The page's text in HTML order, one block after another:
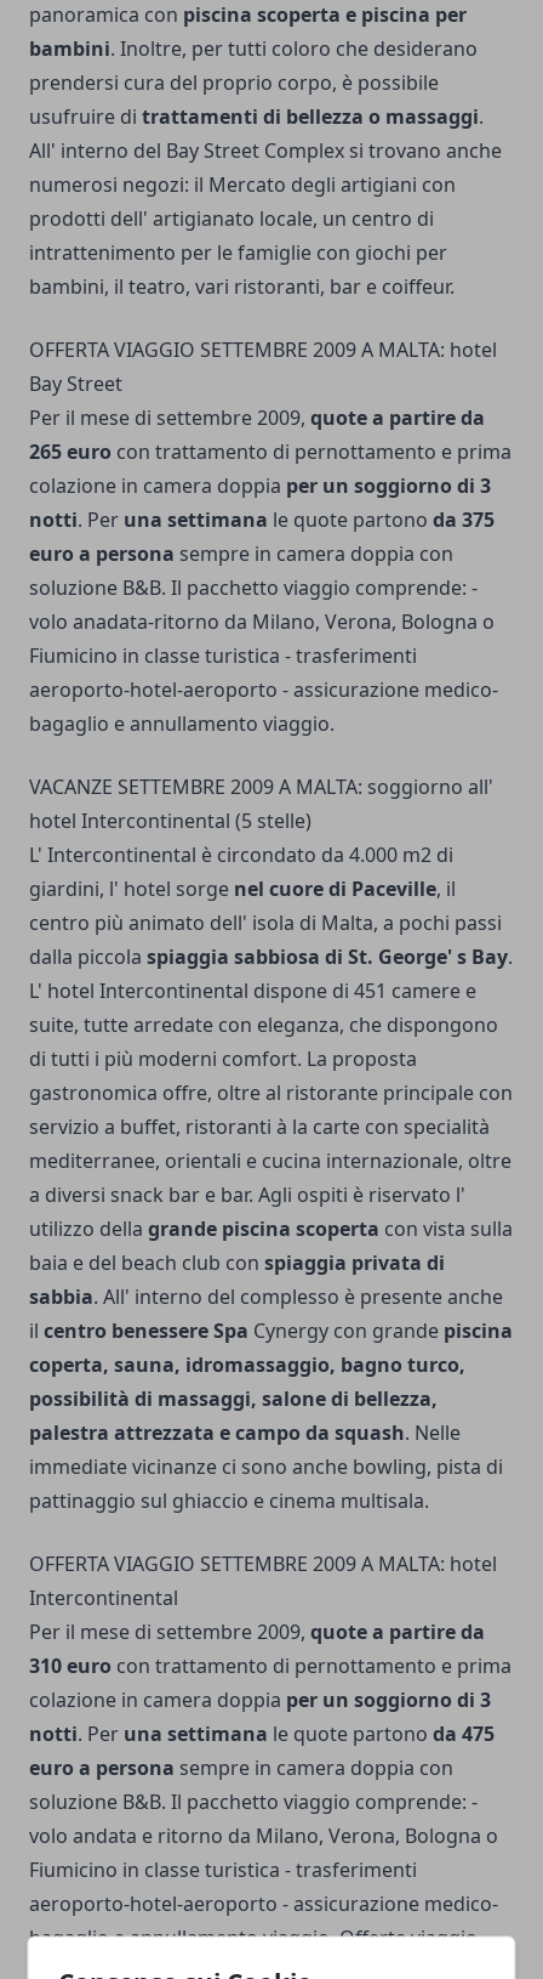
panoramica con piscina scoperta e piscina per
bambini. Inoltre, per tutti coloro che desiderano
prendersi cura del proprio corpo, è possibile
usufruire di trattamenti di bellezza o massaggi.
All' interno del Bay Street Complex si trovano anche
numerosi negozi: il Mercato degli artigiani con
prodotti dell' artigianato locale, un centro di
intrattenimento per le famiglie con giochi per
bambini, il teatro, vari ristoranti, bar e coiffeur.
OFFERTA VIAGGIO SETTEMBRE 2009 A MALTA: hotel
Bay Street
Per il mese di settembre 2009, quote a partire da
265 euro con trattamento di pernottamento e prima
colazione in camera doppia per un soggiorno di 3
notti. Per una settimana le quote partono da 375
euro a persona sempre in camera doppia con
soluzione B&B. Il pacchetto viaggio comprende: -
volo anadata-ritorno da Milano, Verona, Bologna o
Fiumicino in classe turistica - trasferimenti
aeroporto-hotel-aeroporto - assicurazione medico-
bagaglio e annullamento viaggio.
VACANZE SETTEMBRE 2009 A MALTA: soggiorno all'
hotel Intercontinental (5 stelle)
L' Intercontinental è circondato da 4.000 m2 di
giardini, l' hotel sorge nel cuore di Paceville, il
centro più animato dell' isola di Malta, a pochi passi
dalla piccola spiaggia sabbiosa di St. George' s Bay.
L' hotel Intercontinental dispone di 451 camere e
suite, tutte arredate con eleganza, che dispongono
di tutti i più moderni comfort. La proposta
gastronomica offre, oltre al ristorante principale con
servizio a buffet, ristoranti à la carte con specialità
mediterranee, orientali e cucina internazionale, oltre
a diversi snack bar e bar. Agli ospiti è riservato l'
utilizzo della grande piscina scoperta con vista sulla
baia e del beach club con spiaggia privata di
sabbia. All' interno del complesso è presente anche
il centro benessere Spa Cynergy con grande piscina
coperta, sauna, idromassaggio, bagno turco,
possibilità di massaggi, salone di bellezza,
palestra attrezzata e campo da squash. Nelle
immediate vicinanze ci sono anche bowling, pista di
pattinaggio sul ghiaccio e cinema multisala.
OFFERTA VIAGGIO SETTEMBRE 2009 A MALTA: hotel
Intercontinental
Per il mese di settembre 2009, quote a partire da
310 euro con trattamento di pernottamento e prima
colazione in camera doppia per un soggiorno di 3
notti. Per una settimana le quote partono da 475
euro a persona sempre in camera doppia con
soluzione B&B. Il pacchetto viaggio comprende: -
volo andata e ritorno da Milano, Verona, Bologna o
Fiumicino in classe turistica - trasferimenti
aeroporto-hotel-aeroporto - assicurazione medico-
bagaglio e annullamento viaggio. Offerte viaggio
valide fino al 30 Settembre 2009.